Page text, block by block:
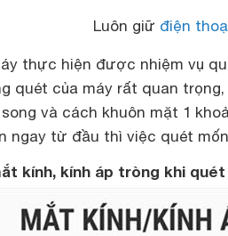
Luôn giữ điện
thực hiện được nhiệm vụ
quét của máy rất quan
và cách khuôn mặt 1
ngay từ đầu thì việc quét
kính, kính áp tròng khi